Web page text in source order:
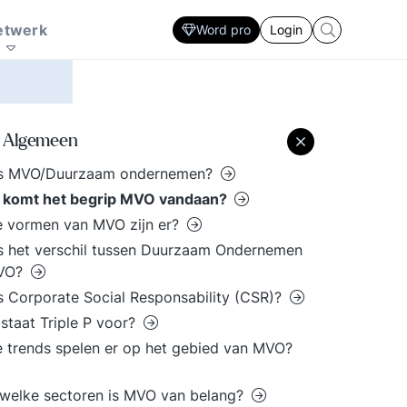
Word pro Login
Lastige
een
publiek, een
loopt, een
gesprek waar
kijkt. Doe
voordeel met de
binnen
kennisbank.
sector. Ontwikkel
Strategisch HRM, De
projecten? Ieder zijn
eigen specialisme en
vaardigheden. Volg de
laatste trends voor elke
professional.
Strategie ontwikkeling en uitvoering
en sociale innovatie
marketing prikkel
MVO/Duurzaam ondernemen?
komt het begrip MVO vandaan?
vormen van MVO zijn er?
het verschil tussen Duurzaam Ondernemen
Corporate Social Responsability (CSR)?
Triple P voor?
trends spelen er op het gebied van MVO?
sectoren is MVO van belang?